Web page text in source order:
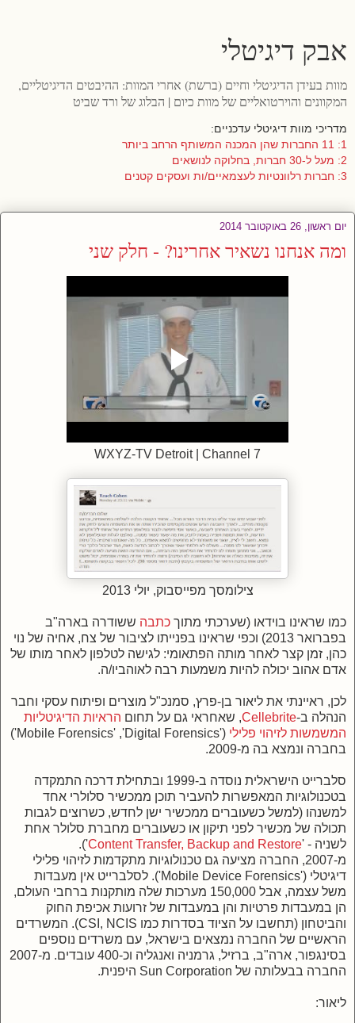
אבק דיגיטלי
מוות בעידן הדיגיטלי וחיים (ברשת) אחרי המוות: ההיבטים הדיגיטליים,
המקוונים והוירטואליים של מוות כיום | הבלוג של ורד שביט
מדריכי מוות דיגיטלי עדכניים:
1: 11 החברות שהן המכנה המשותף הרחב ביותר
2: מעל ל-30 חברות, בחלוקה לנושאים
3: חברות רלוונטיות לעצמאיים/ות ועסקים קטנים
יום ראשון, 26 באוקטובר 2014
ומה אנחנו נשאיר אחרינו? - חלק שני
WXYZ-TV Detroit | Channel 7
צילומסך מפייסבוק, יולי 2013
כמו שראינו בוידאו (שערכתי מתוך כתבה ששודרה בארה"ב
בפברואר 2013) וכפי שראינו בפנייתו לציבור של צח, אחיה של נוי
כהן, זמן קצר לאחר מותה הפתאומי: לגישה לטלפון לאחר מותו של
אדם אהוב יכולה להיות משמעות רבה לאוהביו/ה.
לכן, ראיינתי את ליאור בן-פרץ, סמנכ"ל מוצרים ופיתוח עסקי וחבר
הנהלה ב-Cellebrite, שאחראי גם על תחום הראיות הדיגיטליות
המשמשות לזיהוי פלילי
('Mobile Forensics' ,'Digital Forensics')
בחברה ונמצא בה מ-2009.
סלברייט הישראלית נוסדה ב-1999 ובתחילת דרכה התמקדה
בטכנולוגיות המאפשרות להעביר תוכן ממכשיר סלולרי אחד
למשנהו (למשל כשעוברים ממכשיר ישן לחדש, כשרוצים לגבות
תכולה של מכשיר לפני תיקון או כשעוברים מחברת סלולר אחת
לשניה - 'Content Transfer, Backup and Restore
').
מ-2007, החברה מציעה גם טכנולוגיות מתקדמות לזיהוי פלילי
דיגיטלי ('Mobile Device Forensics').
לסלברייט אין מעבדות
משל עצמה,
אבל 150,000 מערכות שלה מותקנות ברחבי העולם,
הן במעבדות פרטיות והן במעבדות של זרועות אכיפת החוק
והביטחון (תחשבו על הציוד בסדרות כמו CSI, NCIS). המשרדים
הראשיים של החברה נמצאים בישראל, עם משרדים נוספים
בסינגפור, ארה"ב, ברזיל, גרמניה ואנגליה וכ-400 עובדים. מ-2007
החברה בבעלותה של Sun Corporation היפנית.
ליאור: